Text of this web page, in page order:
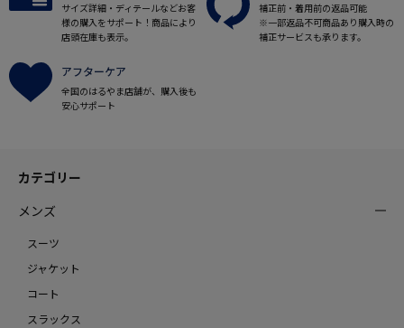
サイズ詳細・ディテールなどお客
様の購入をサポート！商品により
店頭在庫も表示。
補正前・着用前の返品可能
※一部返品不可商品あり購入時の
補正サービスも承ります。
アフターケア
全国のはるやま店舗が、購入後も
安心サポート
カテゴリー
メンズ
スーツ
ジャケット
コート
スラックス